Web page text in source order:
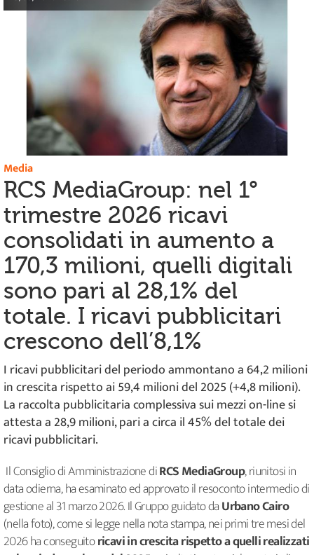
Media
RCS MediaGroup: nel 1°
trimestre 2026 ricavi
consolidati in aumento a
170,3 milioni, quelli digitali
sono pari al 28,1% del
totale. I ricavi pubblicitari
crescono dell’8,1%
I ricavi pubblicitari del periodo ammontano a 64,2 milioni
in crescita rispetto ai 59,4 milioni del 2025 (+4,8 milioni).
La raccolta pubblicitaria complessiva sui mezzi on-line si
attesta a 28,9 milioni, pari a circa il 45% del totale dei
ricavi pubblicitari.
Il Consiglio di Amministrazione diRCS MediaGroup, riunitosi in
data odierna, ha esaminato ed approvato il resoconto intermedio di
gestione al 31 marzo 2026. Il Gruppo guidato daUrbano Cairo
(nella foto), come si legge nella nota stampa, nei primi tre mesi del
2026 ha conseguitoricavi in crescita rispetto a quelli realizzati